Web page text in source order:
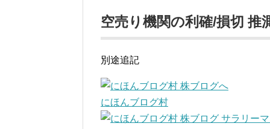
空売り機関の利確/損切 推
別途追記
にほんブログ村